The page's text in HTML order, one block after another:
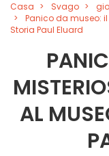
Casa Svago
Panico da museo:
Storia Paul Eluard
AL